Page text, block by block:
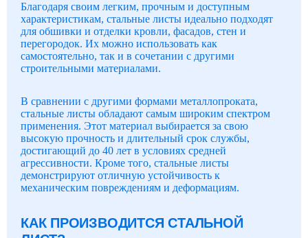
Благодаря своим легким, прочным и доступным
характеристикам, стальные листы идеально подходят
для обшивки и отделки кровли, фасадов, стен и
перегородок. Их можно использовать как
самостоятельно, так и в сочетании с другими
строительными материалами.
В сравнении с другими формами металлопроката,
стальные листы обладают самым широким спектром
применения. Этот материал выбирается за свою
высокую прочность и длительный срок службы,
достигающий до 40 лет в условиях средней
агрессивности. Кроме того, стальные листы
демонстрируют отличную устойчивость к
механическим повреждениям и деформациям.
КАК ПРОИЗВОДИТСЯ СТАЛЬНОЙ